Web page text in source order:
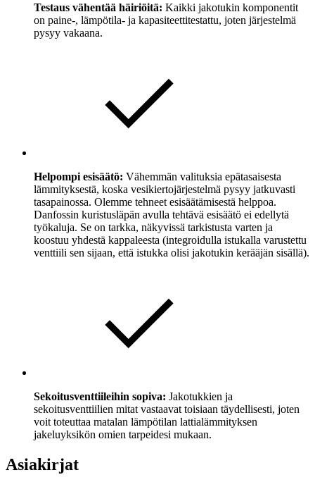
Testaus vähentää häiriöitä: Kaikki jakotukin komponentit
on paine-, lämpötila- ja kapasiteettitestattu, joten järjestelmä
pysyy vakaana.
Helpompi esisäätö: Vähemmän valituksia epätasaisesta
lämmityksestä, koska vesikiertojärjestelmä pysyy jatkuvasti
tasapainossa. Olemme tehneet esisäätämisestä helppoa.
Danfossin kuristusläpän avulla tehtävä esisäätö ei edellytä
työkaluja. Se on tarkka, näkyvissä tarkistusta varten ja
koostuu yhdestä kappaleesta (integroidulla istukalla varustettu
venttiili sen sijaan, että istukka olisi jakotukin kerääjän sisällä).
Sekoitusventtiileihin sopiva: Jakotukkien ja
sekoitusventtiilien mitat vastaavat toisiaan täydellisesti, joten
voit toteuttaa matalan lämpötilan lattialämmityksen
jakeluyksikön omien tarpeidesi mukaan.
Asiakirjat